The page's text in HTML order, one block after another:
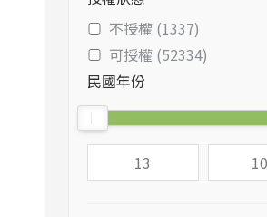
不授權 (1337)
可授權 (52334)
民國年份